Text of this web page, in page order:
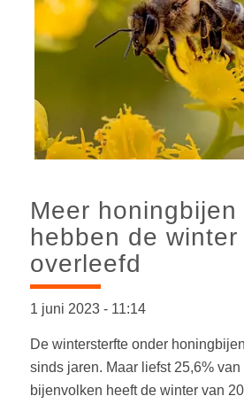
Meer
hebben de
overleefd
1 juni 2023 -11:14
De wintersterfte onder
sinds jaren. Maar liefst 25,6%
bijenvolken heeft de winter van